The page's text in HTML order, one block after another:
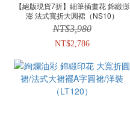
【絕版現貨7折】細筆插畫花 錦緞澎
澎 法式寬折大圓裙（NS10）
NT$3,980
NT$2,786